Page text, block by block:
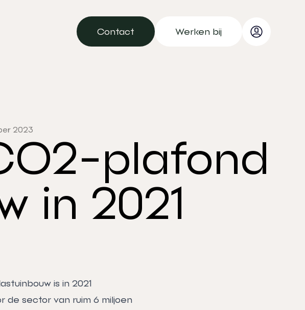
Contact
Contact
Werken bij
2023
plafond
in 2021
is in 2021
sector van ruim 6 miljoen